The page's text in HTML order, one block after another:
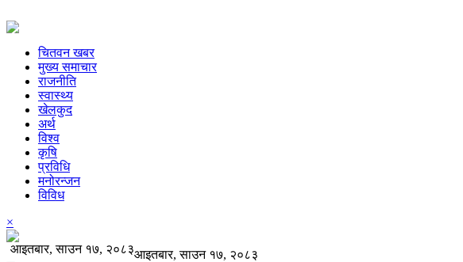
चितवन खबर
मुख्य समाचार
राजनीति
स्वास्थ्य
खेलकुद
अर्थ
विश्व
कृषि
प्रविधि
मनोरन्जन
विविध
×
आइतबार, साउन १७, २०८३आइतबार, साउन १७, २०८३